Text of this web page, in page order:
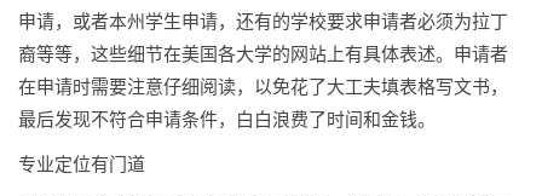
申请，或者本州学生申请，还有的学校要求申请者必须为拉丁
裔等等，这些细节在美国各大学的网站上有具体表述。申请者
在申请时需要注意仔细阅读，以免花了大工夫填表格写文书，
最后发现不符合申请条件，白白浪费了时间和金钱。
专业定位有门道